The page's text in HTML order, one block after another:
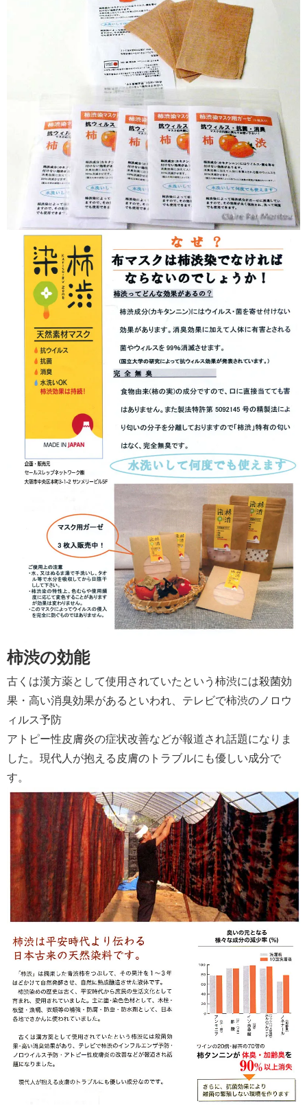
柿渋の効能
古くは漢方薬として使用されていたという柿渋には殺菌効
果・高い消臭効果があるといわれ、テレビで柿渋のノロウ
ィルス予防
アトピー性皮膚炎の症状改善などが報道され話題になりま
した。現代人が抱える皮膚のトラブルにも優しい成分で
す。